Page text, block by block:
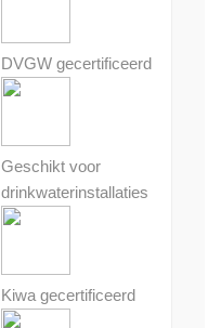
DVGW gecertificeerd
Geschikt voor
drinkwaterinstallaties
Kiwa gecertificeerd